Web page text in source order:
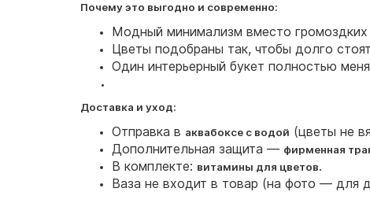
Почему это выгодно и современно:
Модный минимализм вместо громоздких
Цветы подобраны так, чтобы долго
Один интерьерный букет полностью
Доставка и уход:
Отправка в аквабоксе с водой (цветы не
Дополнительная защита — фирменная
В комплекте: витамины для цветов.
Ваза не входит в товар (на фото — для